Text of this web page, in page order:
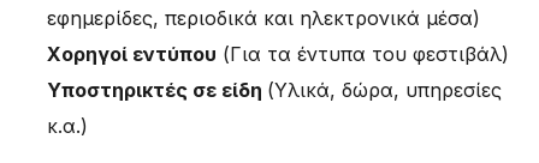
εφημερίδες, περιοδικά και ηλεκτρονικά μέσα)
Χορηγοί εντύπου (Για τα έντυπα του φεστιβάλ)
Υποστηρικτές σε είδη (Υλικά, δώρα, υπηρεσίες
κ.α.)